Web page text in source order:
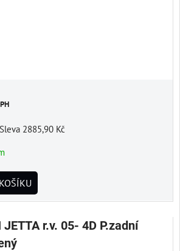
Sleva 2885,90 Kč
JETTA r.v. 05- 4D P.zadní